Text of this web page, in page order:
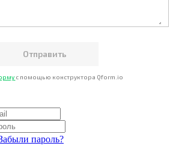
с помощью конструктора Qform.io
пароль?